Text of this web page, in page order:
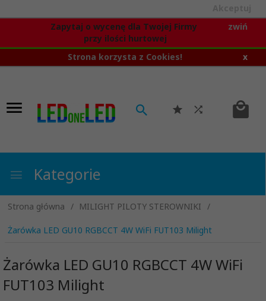
Zapytaj o wycenę dla Twojej Firmy
przy ilości hurtowej
zwiń
Strona korzysta z Cookies! x
Kategorie
Strona główna MILIGHT PILOTY STEROWNIKI
Żarówka LED GU10 RGBCCT 4W WiFi FUT103 Milight
Żarówka LED GU10 RGBCCT 4W WiFi
FUT103 Milight